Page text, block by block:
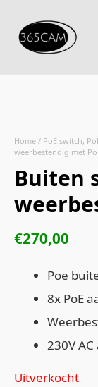
naar
Home / PoE switch,
weerbestendig met
Buiten
€270,00
Poe
8x PoE
230V
Uitverkocht